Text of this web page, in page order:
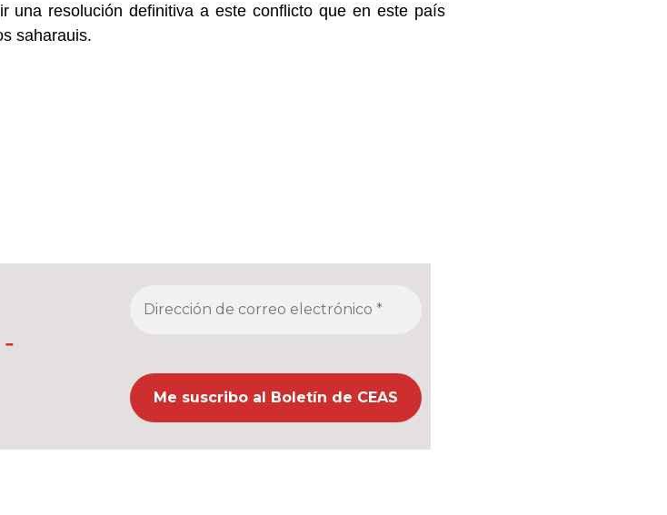
una resolución definitiva a este conflicto que en este país
saharauis.